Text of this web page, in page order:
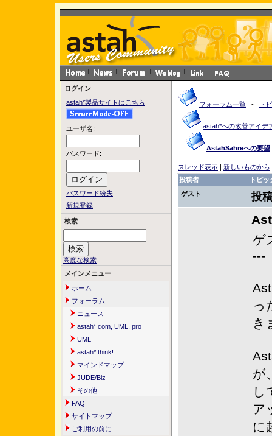
ログイン
astah*製品サイトはこちら
ユーザ名:
パスワード:
パスワード紛失
新規登録
検索
高度な検索
メインメニュー
ホーム
フォーラム
ニュース
astah* com, UML, pro
UML
astah* think!
マインドマップ
JUDE/Biz
その他
FAQ
サイトマップ
ご利用の前に
フォーラム一覧 - ト
astah*への改善アイデ
AstahSahreへの要望
スレッド表示 | 新しいものから
投稿者
トピッ
ゲスト
投
ゲ
---
っ
き
が
し
ア
に